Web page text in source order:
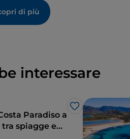
di più
interessare
Like
Paradiso a
tra spiagge e